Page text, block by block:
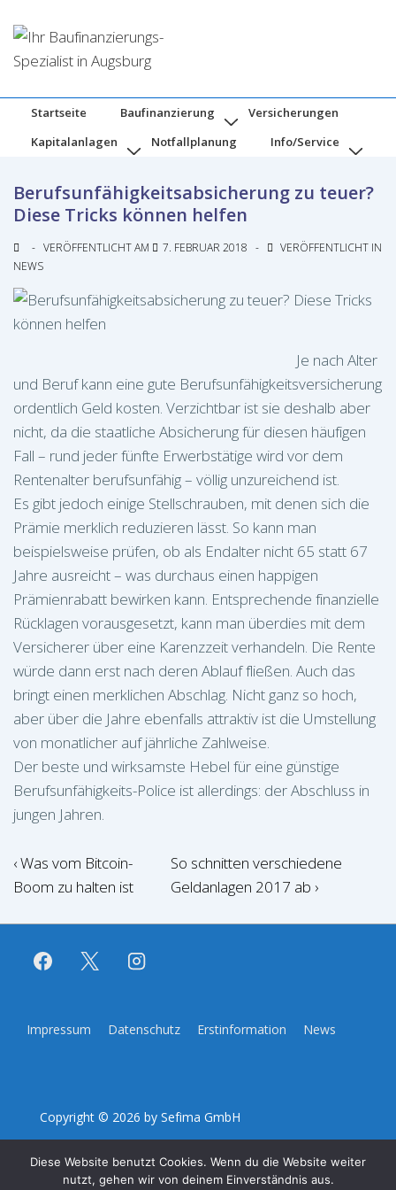
Zum
Inhalt
Hauptnavigation
Startseite Baufinanzierung
Versicherungen
Kapitalanlagen
Notfallplanung Info/Service
Berufsunfähigkeitsabsicherung zu teuer?
Diese Tricks können helfen
VERÖFFENTLICHT AM 7. FEBRUAR 2018
VERÖFFENTLICHT IN
NEWS
Je nach Alter
und Beruf kann eine gute Berufsunfähigkeitsversicherung
ordentlich Geld kosten. Verzichtbar ist sie deshalb aber
nicht, da die staatliche Absicherung für diesen häufigen
Fall – rund jeder fünfte Erwerbstätige wird vor dem
Rentenalter berufsunfähig – völlig unzureichend ist.
Es gibt jedoch einige Stellschrauben, mit denen sich die
Prämie merklich reduzieren lässt. So kann man
beispielsweise prüfen, ob als Endalter nicht 65 statt 67
Jahre ausreicht – was durchaus einen happigen
Prämienrabatt bewirken kann. Entsprechende finanzielle
Rücklagen vorausgesetzt, kann man überdies mit dem
Versicherer über eine Karenzzeit verhandeln. Die Rente
würde dann erst nach deren Ablauf fließen. Auch das
bringt einen merklichen Abschlag. Nicht ganz so hoch,
aber über die Jahre ebenfalls attraktiv ist die Umstellung
von monatlicher auf jährliche Zahlweise.
Der beste und wirksamste Hebel für eine günstige
Berufsunfähigkeits-Police ist allerdings: der Abschluss in
jungen Jahren.
Beitragsnavigation
Vorheriger
Beitrag
‹ Was vom Bitcoin-
Boom zu halten ist
Nächster
Beitrag
So schnitten verschiedene
Geldanlagen 2017 ab ›
Footer-
Impressum Datenschutz Erstinformation News
Copyright © 2026 by Sefima GmbH
Diese Website benutzt Cookies. Wenn du die Website weiter
nutzt, gehen wir von deinem Einverständnis aus.